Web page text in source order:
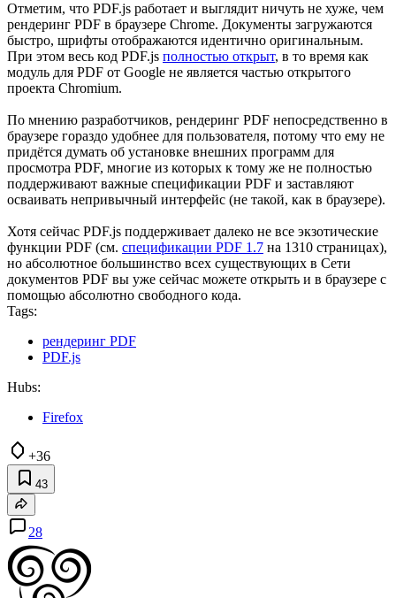
Отметим, что PDF.js работает и выглядит ничуть не хуже, чем
рендеринг PDF в браузере Chrome. Документы загружаются
быстро, шрифты отображаются идентично оригинальным.
При этом весь код PDF.js полностью открыт, в то время как
модуль для PDF от Google не является частью открытого
проекта Chromium.
По мнению разработчиков, рендеринг PDF непосредственно в
браузере гораздо удобнее для пользователя, потому что ему не
придётся думать об установке внешних программ для
просмотра PDF, многие из которых к тому же не полностью
поддерживают важные спецификации PDF и заставляют
осваивать непривычный интерфейс (не такой, как в браузере).
Хотя сейчас PDF.js поддерживает далеко не все экзотические
функции PDF (см. спецификации PDF 1.7 на 1310 страницах),
но абсолютное большинство всех существующих в Сети
документов PDF вы уже сейчас можете открыть и в браузере с
помощью абсолютно свободного кода.
Tags:
рендеринг PDF
PDF.js
Hubs:
Firefox
+36
43
28